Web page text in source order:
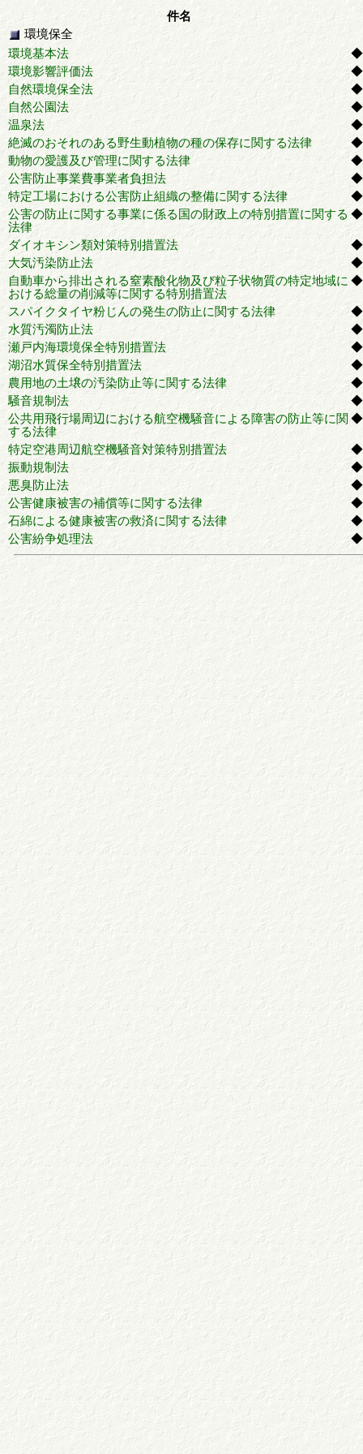
件名
環境保全
環境基本法
◆
環境影響評価法
◆
自然環境保全法
◆
自然公園法
◆
温泉法
◆
絶滅のおそれのある野生動植物の種の保存に関する法律
◆
動物の愛護及び管理に関する法律
◆
公害防止事業費事業者負担法
◆
特定工場における公害防止組織の整備に関する法律
◆
公害の防止に関する事業に係る国の財政上の特別措置に関する
法律
◆
ダイオキシン類対策特別措置法
◆
大気汚染防止法
◆
自動車から排出される窒素酸化物及び粒子状物質の特定地域に
おける総量の削減等に関する特別措置法
◆
スパイクタイヤ粉じんの発生の防止に関する法律
◆
水質汚濁防止法
◆
瀬戸内海環境保全特別措置法
◆
湖沼水質保全特別措置法
◆
農用地の土壌の汚染防止等に関する法律
◆
騒音規制法
◆
公共用飛行場周辺における航空機騒音による障害の防止等に関
する法律
◆
特定空港周辺航空機騒音対策特別措置法
◆
振動規制法
◆
悪臭防止法
◆
公害健康被害の補償等に関する法律
◆
石綿による健康被害の救済に関する法律
◆
公害紛争処理法
◆